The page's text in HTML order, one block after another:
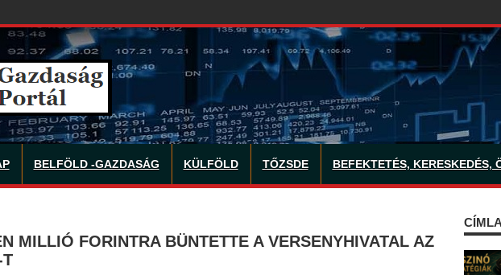
BELFÖLD -GAZDASÁG KÜLFÖLD TŐZSDE BEFEKTETÉS, KERESKEDÉS,
MILLIÓ FORINTRA BÜNTETTE A VERSENYHIVATAL AZ